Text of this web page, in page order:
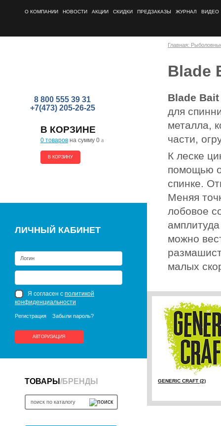
О КОМПАНИИ НОВОСТИ АКЦИИ СКИДКИ ПРЕДЗАКАЗЫ ЖУРНАЛ ВИДЕО
8 800 555 39 31
+7(473) 205-26-25
В КОРЗИНЕ
0 товаров на сумму 0 a
В КОРЗИНУ
ЛИЧНЫЙ КАБИНЕТ
Я согласен с политикой
конфиденциальности
Регистрация Забыли пароль?
АВТОРИЗАЦИЯ
ТОВАРЫ /БРЕНДЫ
Главная:
Blade
Blade
для
металла,
части,
К леске
помощью
спинке.
Меняя
лобовое
можно
малых
GENERIC CRAFT (2)